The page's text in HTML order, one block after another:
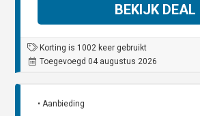
BEKIJK DEAL
Korting is 1002 keer gebruikt
Toegevoegd 04 augustus 2026
• Aanbieding